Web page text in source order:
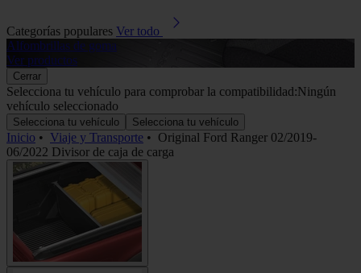
Categorías populares Ver todo
Alfombrillas de goma
Ver productos
Cerrar
Selecciona tu vehículo para comprobar la compatibilidad:Ningún
vehículo seleccionado
Selecciona tu vehículo Selecciona tu vehículo
Inicio • Viaje y Transporte • Original Ford Ranger 02/2019-
06/2022 Divisor de caja de carga